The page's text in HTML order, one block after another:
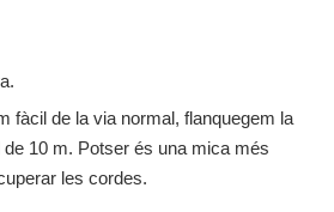
fàcil de la via normal, flanquegem la
10 m. Potser és una mica més
les cordes.